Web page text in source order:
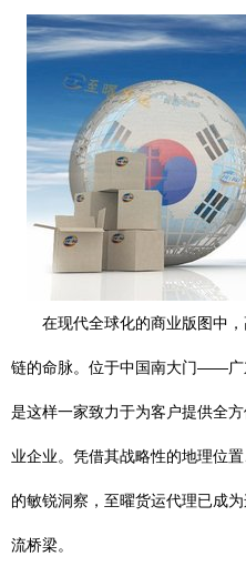
在现代全球化的商业版图中
链的命脉。位于中国南大门——广
是这样一家致力于为客户提供全
业企业。凭借其战略性的地理位
的敏锐洞察，至曜货运代理已成
流桥梁。